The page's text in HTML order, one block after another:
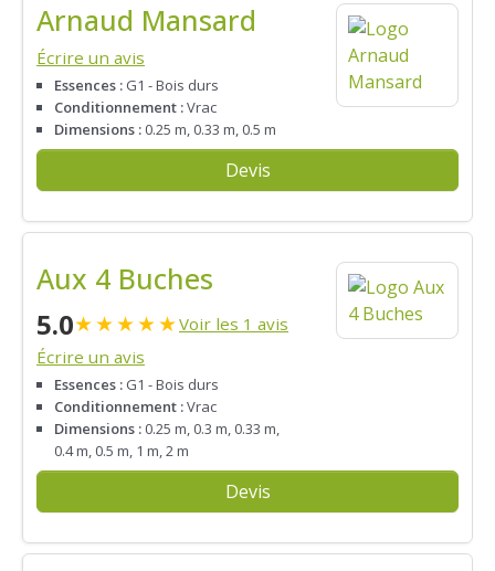
Arnaud Mansard
Écrire un avis
Essences : G1 - Bois durs
Conditionnement :Vrac
Dimensions : 0.25 m, 0.33 m, 0.5 m
Devis
Aux 4 Buches
5.0★★★★★Voir les 1 avis
Écrire un avis
Essences : G1 - Bois durs
Conditionnement :Vrac
Dimensions : 0.25 m, 0.3 m, 0.33 m,
0.4 m, 0.5 m, 1 m, 2 m
Devis